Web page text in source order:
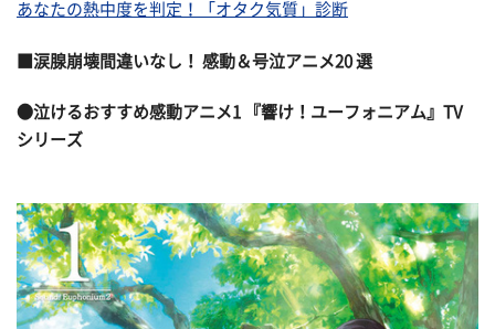
あなたの熱中度を判定！「オタク気質」診断
■涙腺崩壊間違いなし！ 感動＆号泣アニメ20 選
●泣けるおすすめ感動アニメ1 『響け！ユーフォニアム』TV
シリーズ